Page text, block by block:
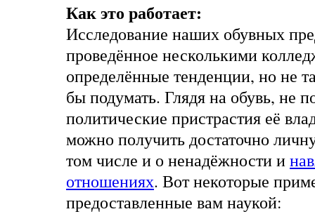
Как это работает:
Исследование наших обувных
проведённое несколькими
определённые тенденции, но не
бы подумать. Глядя на обувь, не
политические пристрастия её
можно получить достаточно
том числе и о ненадёжности и
отношениях. Вот некоторые
предоставленные вам наукой: